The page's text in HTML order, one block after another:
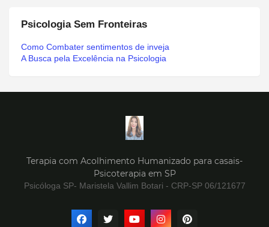
Psicologia Sem Fronteiras
Como Combater sentimentos de inveja
A Busca pela Excelência na Psicologia
Terapia com Acolhimento Humanizado para casais-
Psicoterapia em SP
Psicóloga SP- Maristela Vallim Botari - CRP-SP 06/121677